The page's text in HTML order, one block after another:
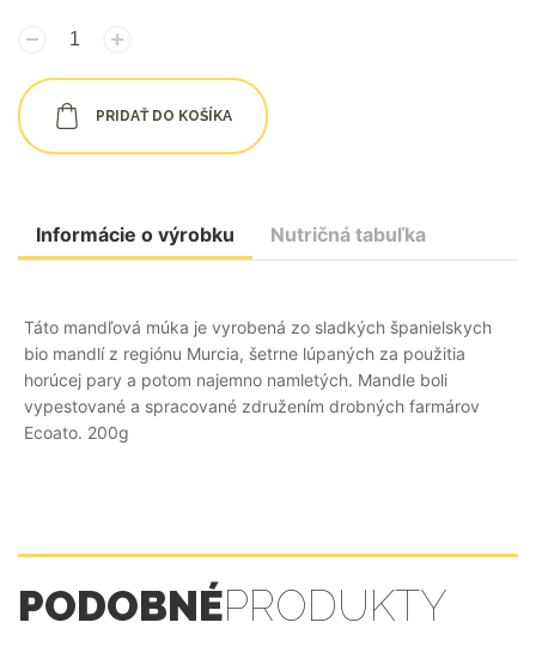
PRIDAŤ DO KOŠÍKA
Informácie o výrobku Nutričná tabuľka
Táto mandľová múka je vyrobená zo sladkých španielskych
bio mandlí z regiónu Murcia, šetrne lúpaných za použitia
horúcej pary a potom najemno namletých. Mandle boli
vypestované a spracované združením drobných farmárov
Ecoato. 200g
PODOBNÉPRODUKTY